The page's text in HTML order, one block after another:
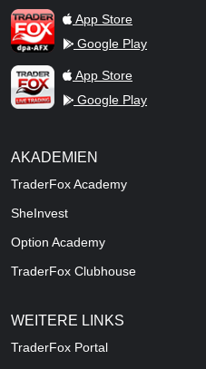
TraderFox dpa-AFX ProFeed
App Store
Google Play
TraderFox Live Trading
App Store
Google Play
AKADEMIEN
TraderFox Academy
SheInvest
Option Academy
TraderFox Clubhouse
WEITERE LINKS
TraderFox Portal